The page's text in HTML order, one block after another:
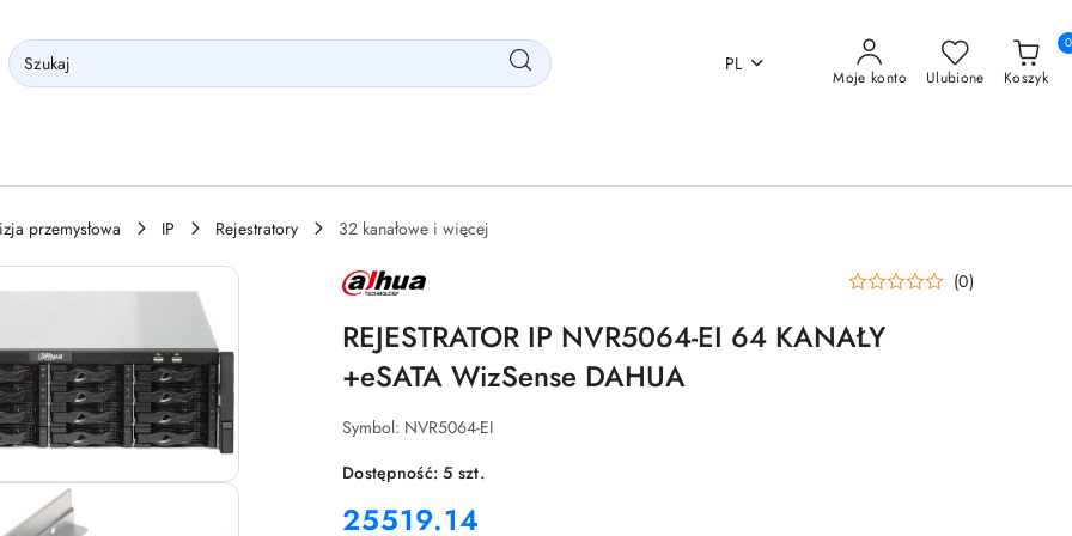
PL
Moje konto Ulubione Koszyk
0
przemysłowa IP Rejestratory 32 kanałowe i więcej
NAZWA
PRODUCENTA: (0)
REJESTRATOR IP NVR5064-EI 64 KANAŁY
+eSATA WizSense DAHUA
Symbol: NVR5064-EI
Dostępność:5 szt.
cena:
25519.14